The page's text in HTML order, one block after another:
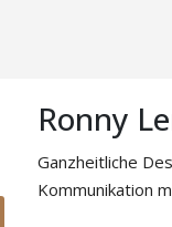
Ronny
Ganzheitliche
Kommunikation